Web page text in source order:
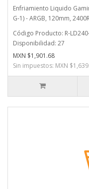
Enfriamiento Liquido
G-1) - ARGB, 120mm,
Código Producto: R-
Disponibilidad: 27
MXN $1,901.68
Sin impuestos: MXN